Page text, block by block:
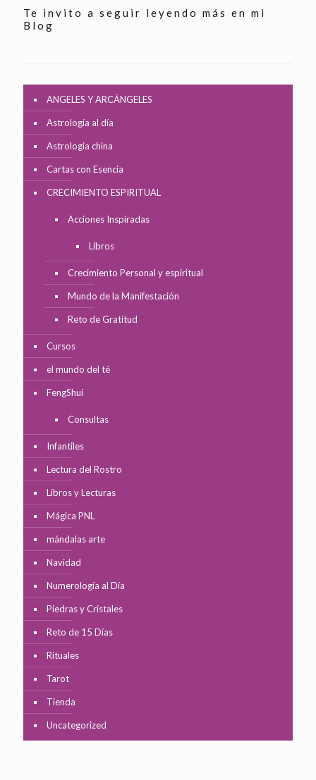
Te invito a seguir leyendo más en mi
Blog
ANGELES Y ARCÁNGELES
Astrología al día
Astrologia china
Cartas con Esencia
CRECIMIENTO ESPIRITUAL
Acciones Inspiradas
Libros
Crecimiento Personal y espiritual
Mundo de la Manifestación
Reto de Gratitud
Cursos
el mundo del té
FengShui
Consultas
Infantiles
Lectura del Rostro
Libros y Lecturas
Mágica PNL
mándalas arte
Navidad
Numerología al Día
Piedras y Cristales
Reto de 15 Días
Rituales
Tarot
Tienda
Uncategorized